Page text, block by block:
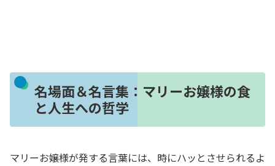
名場面＆名言集：マリーお嬢様の食
と人生への哲学
マリーお嬢様が発する言葉には、時にハッとさせられるよ